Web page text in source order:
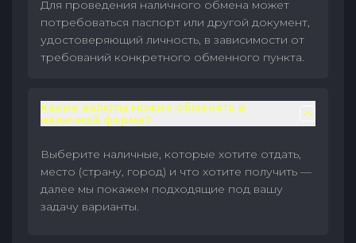
Для проведения наличного обмена может
потребоваться паспорт или другой документ,
удостоверяющий личность, в зависимости от
требований конкретного обменного пункта.
Какие валюты можно обменять в
наличной форме?
Выберите наличные, которые хотите отдать,
место (страну, город) и что хотите получить —
далее мы покажем подходящие под вашу
задачу варианты.